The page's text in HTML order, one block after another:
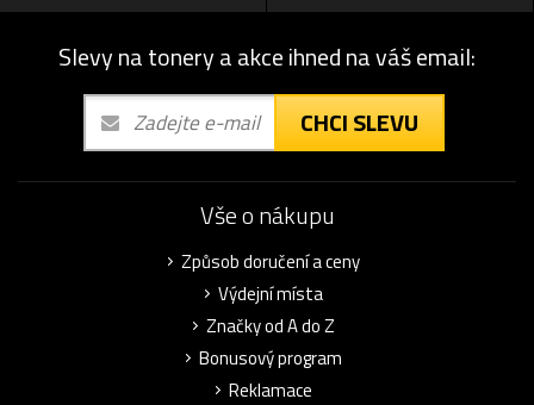
Slevy na tonery a akce ihned na váš email:
CHCI SLEVU
Vše o nákupu
Způsob doručení a ceny
Výdejní místa
Značky od A do Z
Bonusový program
Reklamace